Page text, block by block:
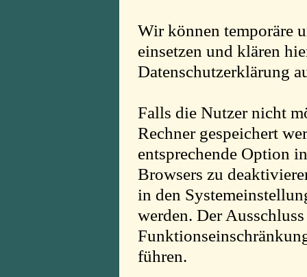
Wir können temporäre
einsetzen und klären
Datenschutzerklärung
Falls die Nutzer nicht
Rechner gespeichert
entsprechende Option
Browsers zu
in den
werden. Der
führen.